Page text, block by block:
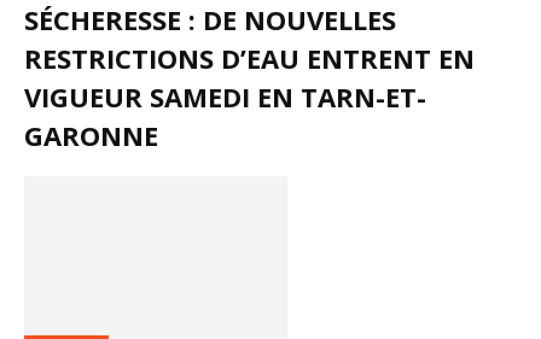
SÉCHERESSE : DE NOUVELLES
RESTRICTIONS D’EAU ENTRENT EN
VIGUEUR SAMEDI EN TARN-ET-
GARONNE